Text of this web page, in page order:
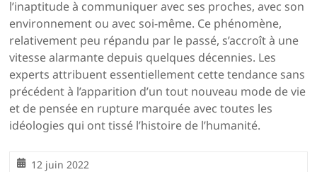
l’inaptitude à communiquer avec ses proches, avec son
environnement ou avec soi-même. Ce phénomène,
relativement peu répandu par le passé, s’accroît à une
vitesse alarmante depuis quelques décennies. Les
experts attribuent essentiellement cette tendance sans
précédent à l’apparition d’un tout nouveau mode de vie
et de pensée en rupture marquée avec toutes les
idéologies qui ont tissé l’histoire de l’humanité.
12 juin 2022